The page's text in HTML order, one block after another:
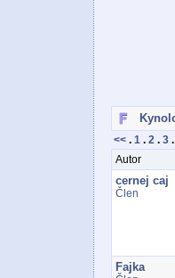
<< . 1 . 2 . 3 .
Autor
cernej caj
Člen
Fajka